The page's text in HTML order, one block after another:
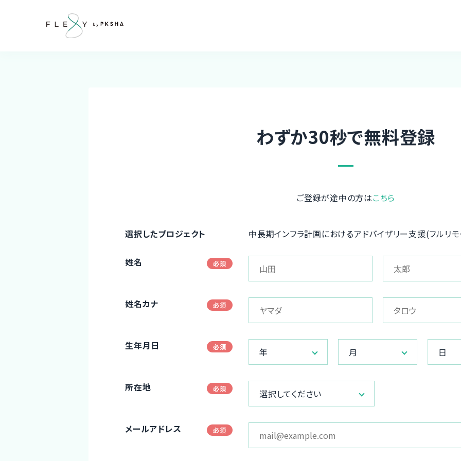
わずか30秒で無料登録
ご登録が途中の方はこちら
選択したプロジェクト 中長期インフラ計画におけるアドバイザリー支援(フルリ
姓名
姓名カナ
生年月日
年 月 日
所在地
選択してください
メールアドレス